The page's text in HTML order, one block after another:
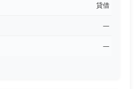
貸借
―
―